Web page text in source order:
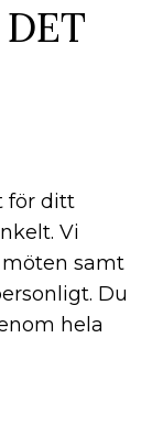
för ditt
Vi
samt
Du
hela